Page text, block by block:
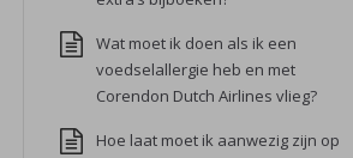
Wat moet ik doen als ik een
voedselallergie heb en met
Corendon Dutch Airlines vlieg?
Hoe laat moet ik aanwezig zijn op